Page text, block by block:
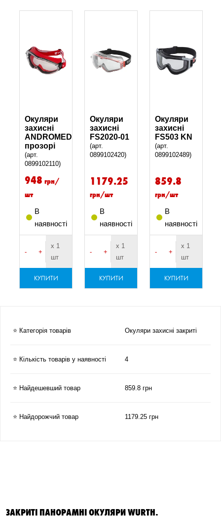
Окуляри
захисні
ANDROMEDA,
прозорі
(арт.
0899102110)
948 грн/
шт
В
наявності
- +
х 1
шт
КУПИТИ
Окуляри
захисні
FS2020-01
(арт.
0899102420)
1179.25
грн/шт
В
наявності
- +
х 1
шт
КУПИТИ
Окуляри
захисні
FS503 KN
(арт.
0899102489)
859.8
грн/шт
В
наявності
- +
х 1
шт
КУПИТИ
⭐ Категорія товарів Окуляри захисні закриті
⭐ Кількість товарів у наявності 4
⭐ Найдешевший товар 859.8 грн
⭐ Найдорожчий товар 1179.25 грн
ЗАКРИТІ ПАНОРАМНІ ОКУЛЯРИ WURTH.